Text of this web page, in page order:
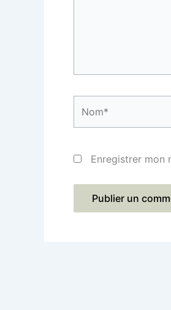
Enregistrer mon